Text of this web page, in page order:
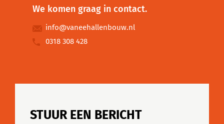
We komen graag in contact.
info@vaneehallenbouw.nl
0318 308 428
STUUR EEN BERICHT